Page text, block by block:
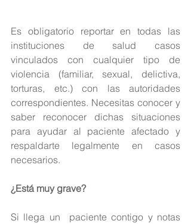
Es obligatorio reportar en todas las
instituciones de salud casos
vinculados con cualquier tipo de
violencia (familiar, sexual, delictiva,
torturas, etc.) con las autoridades
correspondientes. Necesitas conocer y
saber reconocer dichas situaciones
para ayudar al paciente afectado y
respaldarte legalmente en casos
necesarios.
¿Está muy grave?
Si llega un  paciente contigo y notas